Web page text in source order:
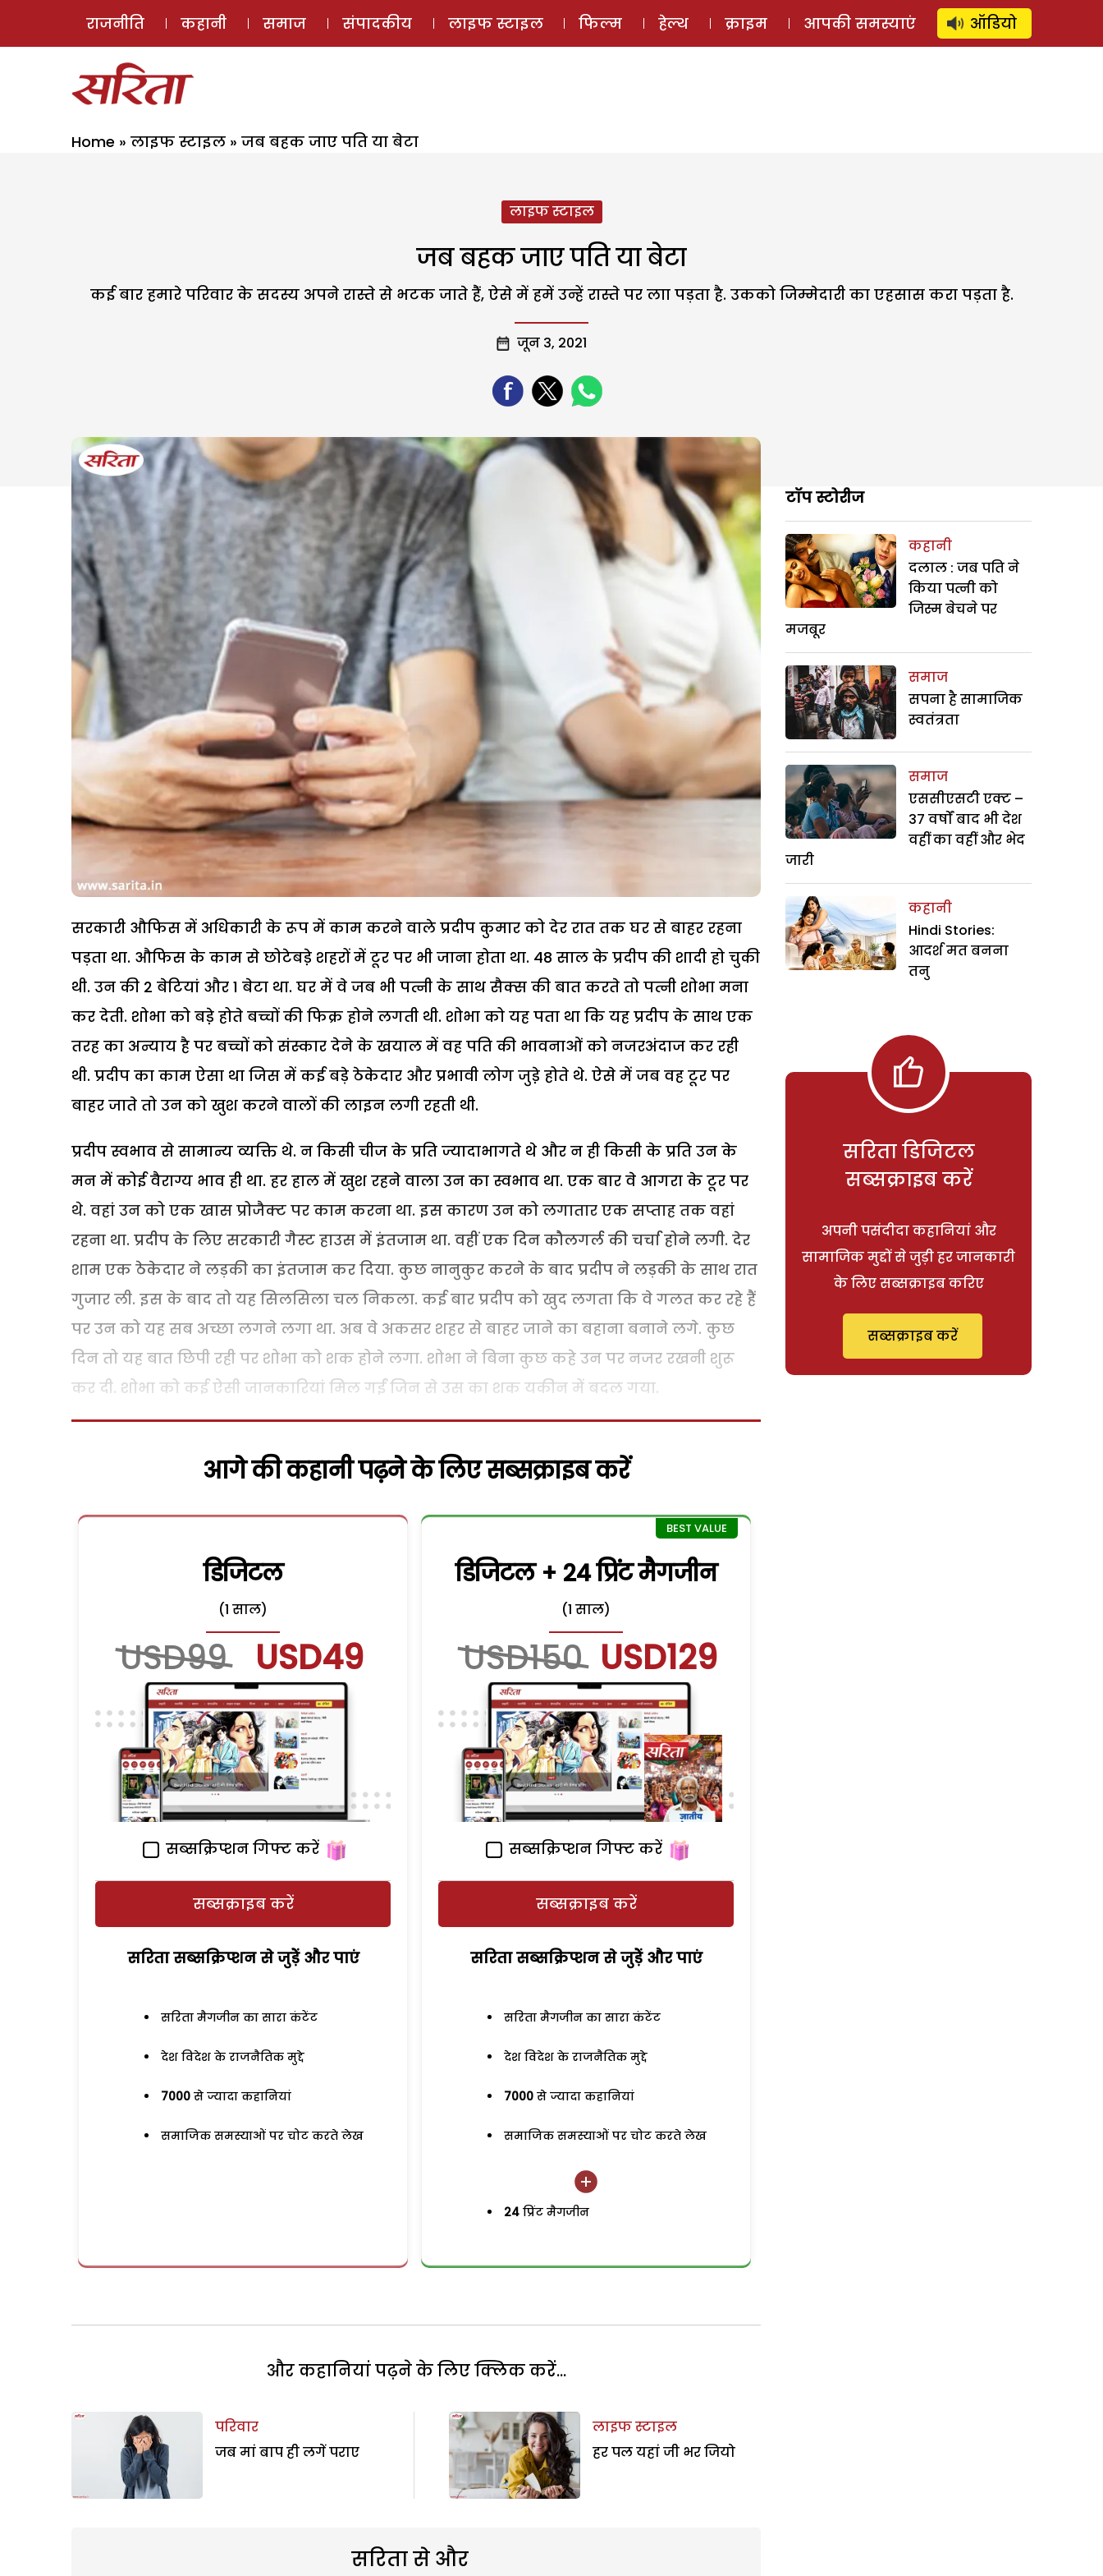
ई-मैगज़ीन ऑडियो स्टोरी लॉग इन ⚲ SUBSCRIBE
राजनीति कहानी समाज संपादकीय लाइफ स्टाइल फिल्म हेल्थ क्राइम आपकी समस्याएं ऑडियो
Home » लाइफ स्टाइल » जब बहक जाए पति या बेटा
लाइफ स्टाइल
जब बहक जाए पति या बेटा
कई बार हमारे परिवार के सदस्य अपने रास्ते से भटक जाते हैंं, ऐसे में हमें उन्हें रास्ते पर लाा पड़ता है. उकको जिम्मेदारी का एहसास करा पड़ता है.
जून 3, 2021
सरकारी औफिस में अधिकारी के रूप में काम करने वाले प्रदीप कुमार को देर रात तक घर से बाहर रहना
पड़ता था. औफिस के काम से छोटेबडे़ शहरों में टूर पर भी जाना होता था. 48 साल के प्रदीप की शादी हो चुकी
थी. उन की 2 बेटियां और 1 बेटा था. घर में वे जब भी पत्नी के साथ सैक्स की बात करते तो पत्नी शोभा मना
कर देती. शोभा को बडे़ होते बच्चों की फिक्र होने लगती थी. शोभा को यह पता था कि यह प्रदीप के साथ एक
तरह का अन्याय है पर बच्चों को संस्कार देने के खयाल में वह पति की भावनाओं को नजरअंदाज कर रही
थी. प्रदीप का काम ऐसा था जिस में कई बड़े ठेकेदार और प्रभावी लोग जुडे़ होते थे. ऐसे में जब वह टूर पर
बाहर जाते तो उन को खुश करने वालों की लाइन लगी रहती थी.
प्रदीप स्वभाव से सामान्य व्यक्ति थे. न किसी चीज के प्रति ज्यादाभागते थे और न ही किसी के प्रति उन के
मन में कोई वैराग्य भाव ही था. हर हाल में खुश रहने वाला उन का स्वभाव था. एक बार वे आगरा के टूर पर
थे. वहां उन को एक खास प्रोजैक्ट पर काम करना था. इस कारण उन को लगातार एक सप्ताह तक वहां
रहना था. प्रदीप के लिए सरकारी गैस्ट हाउस में इंतजाम था. वहीं एक दिन कौलगर्ल की चर्चा होने लगी. देर
शाम एक ठेकेदार ने लड़की का इंतजाम कर दिया. कुछ नानुकुर करने के बाद प्रदीप ने लड़की के साथ रात
गुजार ली. इस के बाद तो यह सिलसिला चल निकला. कई बार प्रदीप को खुद लगता कि वे गलत कर रहे हैं
पर उन को यह सब अच्छा लगने लगा था. अब वे अकसर शहर से बाहर जाने का बहाना बनाने लगे. कुछ
दिन तो यह बात छिपी रही पर शोभा को शक होने लगा. शोभा ने बिना कुछ कहे उन पर नजर रखनी शुरू
कर दी. शोभा को कई ऐसी जानकारियां मिल गईं जिन से उस का शक यकीन में बदल गया.
आगे की कहानी पढ़ने के लिए सब्सक्राइब करें
डिजिटल
(1 साल)
USD99 USD49
सब्सक्रिप्शन गिफ्ट करें
सब्सक्राइब करें
सरिता सब्सक्रिप्शन से जुड़ेें और पाएं
सरिता मैगजीन का सारा कंटेंट
देश विदेश के राजनैतिक मुद्दे
7000 से ज्यादा कहानियां
समाजिक समस्याओं पर चोट करते लेख
डिजिटल + 24 प्रिंट मैगजीन
(1 साल)
USD150 USD129
सब्सक्रिप्शन गिफ्ट करें
सब्सक्राइब करें
सरिता सब्सक्रिप्शन से जुड़ेें और पाएं
सरिता मैगजीन का सारा कंटेंट
देश विदेश के राजनैतिक मुद्दे
7000 से ज्यादा कहानियां
समाजिक समस्याओं पर चोट करते लेख
24 प्रिंट मैगजीन
और कहानियां पढ़ने के लिए क्लिक करें...
परिवार
जब मां बाप ही लगें पराए
लाइफ स्टाइल
हर पल यहां जी भर जियो
सरिता से और
टॉप स्टोरीज
कहानी
दलाल : जब पति ने
किया पत्नी को
जिस्म बेचने पर
मजबूर
समाज
सपना है सामाजिक
स्वतंत्रता
समाज
एससीएसटी एक्ट –
37 वर्षों बाद भी देश
वहीं का वहीं और भेद
जारी
कहानी
Hindi Stories:
आदर्श मत बनना
तनु
सरिता डिजिटल
सब्सक्राइब करें
अपनी पसंदीदा कहानियां और
सामाजिक मुद्दों से जुड़ी हर जानकारी
के लिए सब्सक्राइब करिए
सब्सक्राइब करें